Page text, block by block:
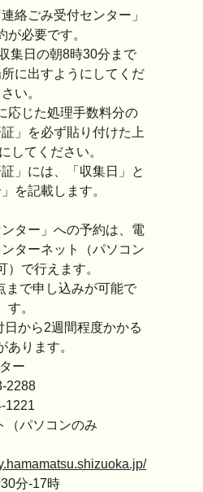
絡ごみ受付センター」
が必要です。
集日の朝8時30分まで
に出すようにしてくだ
さい。
応じた処理手数料分の
証」を必ず貼り付けた上
してください。
証」には、「収集日」と
を記載します。
ンター」への予約は、電
ターネット（パソコン
）で行えます。
まで申し込みが可能で
す。
日から2週間程度かかる
あります。
ー
2288
1221
（パソコンのみ
分-17時